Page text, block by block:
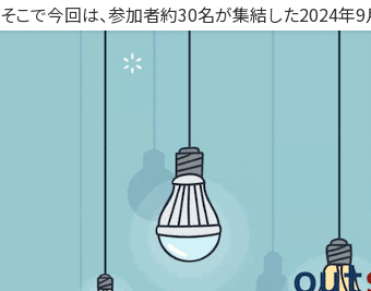
そこで今回は、参加者約30名が集結した2024年9